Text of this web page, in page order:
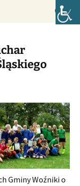
Józefa
Szukaj:
Gminy Woźniki o